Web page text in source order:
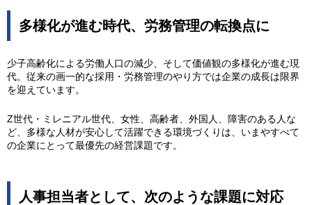
多様化が進む時代、労務管理の転換点に
少子高齢化による労働人口の減少、そして価値観の多様化が進む現
代。従来の画一的な採用・労務管理のやり方では企業の成長は限界
を迎えています。
Z世代・ミレニアル世代、女性、高齢者、外国人、障害のある人な
ど、多様な人材が安心して活躍できる環境づくりは、いまやすべて
の企業にとって最優先の経営課題です。
人事担当者として、次のような課題に対応